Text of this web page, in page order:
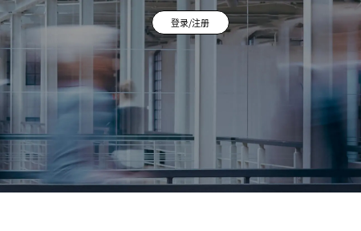
登录/注册
登录/注册
通过关键词策略、平台广告优化和流量加权撬动
1v1投放顾问 | AI智能投放 | 海外广告代投
全链路代运营
跨境电商行业热点新闻消息